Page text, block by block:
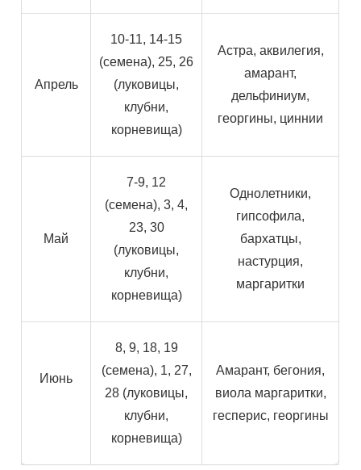
Апрель
10-11, 14-15
(семена), 25, 26
(луковицы,
клубни,
корневища)
Астра, аквилегия,
амарант,
дельфиниум,
георгины, циннии
Май
7-9, 12
(семена), 3, 4,
23, 30
(луковицы,
клубни,
корневища)
Однолетники,
гипсофила,
бархатцы,
настурция,
маргаритки
Июнь
8, 9, 18, 19
(семена), 1, 27,
28 (луковицы,
клубни,
корневища)
Амарант, бегония,
виола маргаритки,
гесперис, георгины